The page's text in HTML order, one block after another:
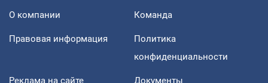
О компании Команда
Правовая информация
Политика
конфиденциальности
Реклама на сайте Документы